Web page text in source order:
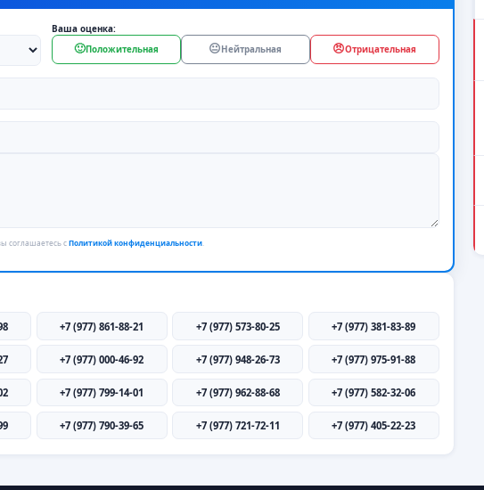
Ваша оценка:
🙂Положительная 😐Нейтральная 😠Отрицательная
соглашаетесь сПолитикой конфиденциальности
+7 (977) 861-88-21 +7 (977) 573-80-25 +7 (977) 381-83-89
+7 (977) 000-46-92 +7 (977) 948-26-73 +7 (977) 975-91-88
+7 (977) 799-14-01 +7 (977) 962-88-68 +7 (977) 582-32-06
+7 (977) 790-39-65 +7 (977) 721-72-11 +7 (977) 405-22-23